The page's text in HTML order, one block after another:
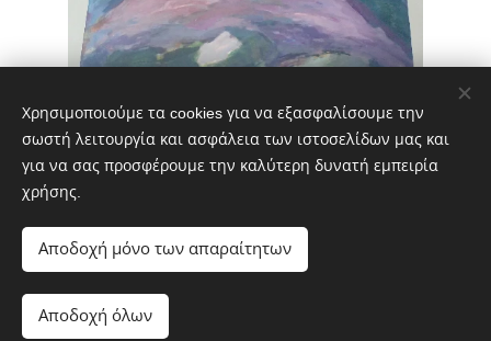
Share
Χρησιμοποιούμε τα cookies για να εξασφαλίσουμε την
σωστή λειτουργία και ασφάλεια των ιστοσελίδων μας και
για να σας προσφέρουμε την καλύτερη δυνατή εμπειρία
χρήσης.
Αποδοχή μόνο των απαραίτητων
Αποδοχή όλων